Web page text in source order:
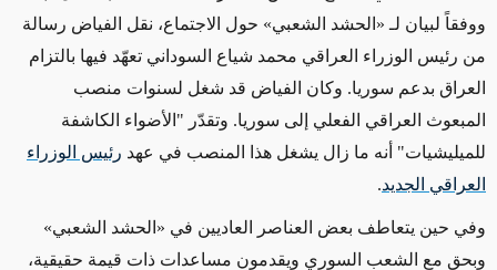
ووفقاً لبيان لـ «الحشد الشعبي» حول الاجتماع، نقل الفياض رسالة
من رئيس الوزراء العراقي محمد شياع السوداني تعهّد فيها بالتزام
العراق بدعم سوريا. وكان الفياض قد شغل لسنوات منصب
المبعوث العراقي الفعلي إلى سوريا. وتقدّر " الأضواء الكاشفة
للميليشيات" أنه ما زال يشغل هذا المنصب في عهد رئيس الوزراء
العراقي الجديد.
وفي حين يتعاطف بعض العناصر العاديين في «الحشد الشعبي»
وبحق مع الشعب السوري ويقدمون مساعدات ذات قيمة حقيقية،